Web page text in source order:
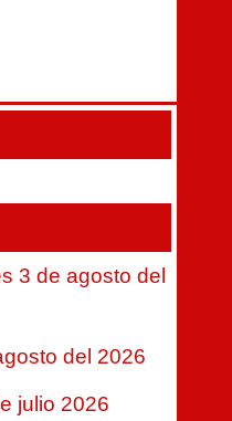
3 de agosto del
del 2026
julio 2026